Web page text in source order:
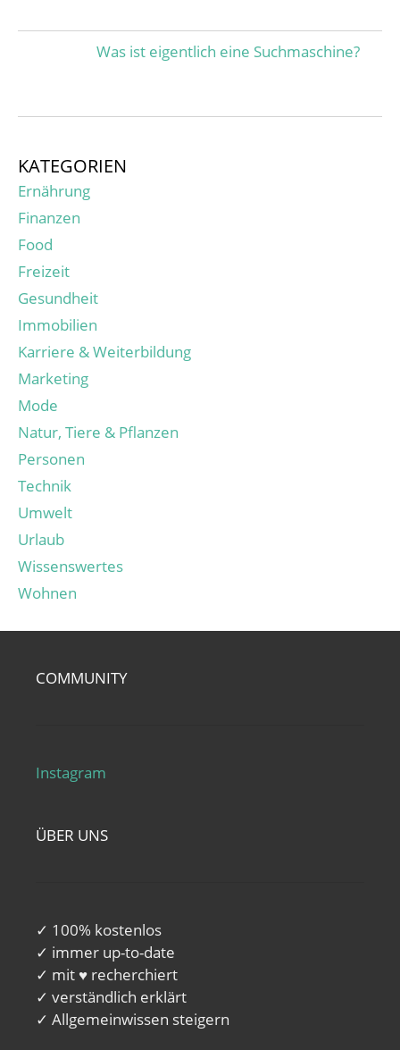
Was ist eigentlich eine Suchmaschine?
KATEGORIEN
Ernährung
Finanzen
Food
Freizeit
Gesundheit
Immobilien
Karriere & Weiterbildung
Marketing
Mode
Natur, Tiere & Pflanzen
Personen
Technik
Umwelt
Urlaub
Wissenswertes
Wohnen
COMMUNITY
Instagram
ÜBER UNS
✓ 100% kostenlos
✓ immer up-to-date
✓ mit ♥ recherchiert
✓ verständlich erklärt
✓ Allgemeinwissen steigern